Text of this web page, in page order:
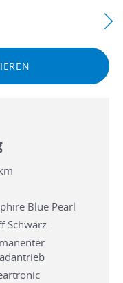
Blue Pearl
Schwarz